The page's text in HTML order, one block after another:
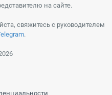
на сайте.
свяжитесь с руководителем
.